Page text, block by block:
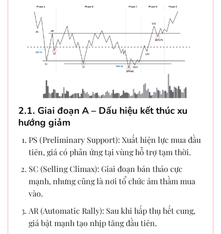
2.1. Giai đoạn A – Dấu hiệu kết thúc xu
hướng giảm
PS (Preliminary Support): Xuất hiện lực mua đầu
tiên, giá có phản ứng tại vùng hỗ trợ tạm thời.
SC (Selling Climax): Giai đoạn bán tháo cực
mạnh, nhưng cũng là nơi tổ chức âm thầm mua
vào.
AR (Automatic Rally): Sau khi hấp thụ hết cung,
giá bật mạnh tạo nhịp tăng đầu tiên.